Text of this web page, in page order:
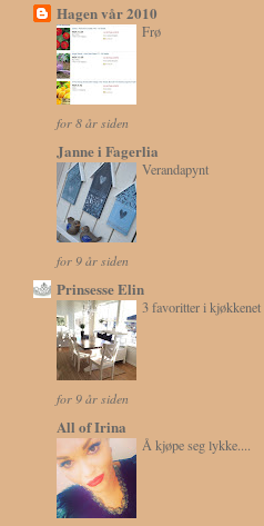
Hagen vår 2010
Frø
for 8 år siden
Janne i Fagerlia
Verandapynt
for 9 år siden
Prinsesse Elin
3 favoritter i kjøkkenet
for 9 år siden
All of Irina
Å kjøpe seg lykke....